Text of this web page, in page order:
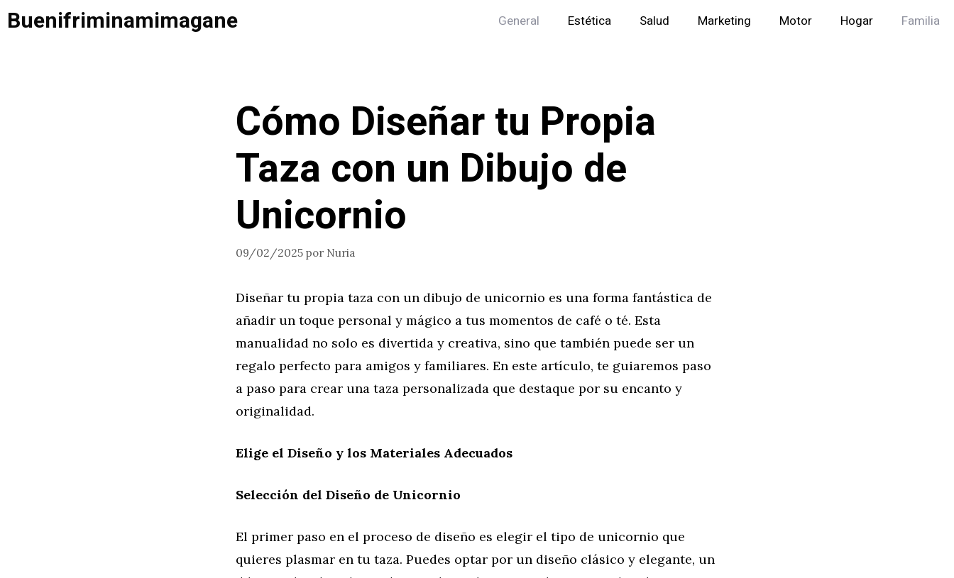
Saltar
alBuenifriminamimagane General Estética Salud Marketing Motor Hogar Familia
Cómo Diseñar tu Propia
Taza con un Dibujo de
Unicornio
09/02/2025 por Nuria
Diseñar tu propia taza con un dibujo de unicornio es una forma fantástica de
añadir un toque personal y mágico a tus momentos de café o té. Esta
manualidad no solo es divertida y creativa, sino que también puede ser un
regalo perfecto para amigos y familiares. En este artículo, te guiaremos paso
a paso para crear una taza personalizada que destaque por su encanto y
originalidad.
Elige el Diseño y los Materiales Adecuados
Selección del Diseño de Unicornio
El primer paso en el proceso de diseño es elegir el tipo de unicornio que
quieres plasmar en tu taza. Puedes optar por un diseño clásico y elegante, un